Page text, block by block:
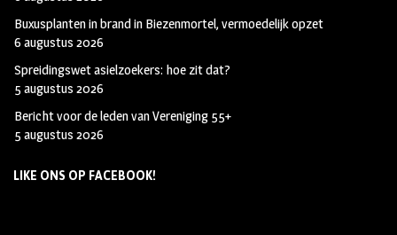
Buxusplanten in brand in Biezenmortel, vermoedelijk opzet
6 augustus 2026
Spreidingswet asielzoekers: hoe zit dat?
5 augustus 2026
Bericht voor de leden van Vereniging 55+
5 augustus 2026
LIKE ONS OP FACEBOOK!